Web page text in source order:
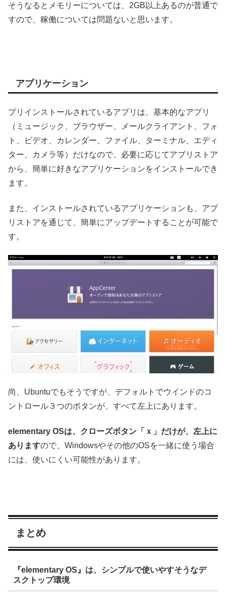
そうなるとメモリーについては、2GB以上あるのが普通で
すので、稼働については問題ないと思います。
アプリケーション
プリインストールされているアプリは、基本的なアプリ
（ミュージック、ブラウザー、メールクライアント、フォ
ト、ビデオ、カレンダー、ファイル、ターミナル、エディ
ター、カメラ等）だけなので、必要に応じてアプリストア
から、簡単に好きなアプリケーションをインストールでき
ます。
また、インストールされているアプリケーションも、アプ
リストアを通じて、簡単にアップデートすることが可能で
す。
尚、Ubuntuでもそうですが、デフォルトでウインドのコ
ントロール３つのボタンが、すべて左上にあります。
elementary OSは、クローズボタン「ｘ」だけが、左上に
ありますので、Windowsやその他のOSを一緒に使う場合
には、使いにくい可能性があります。
まとめ
『elementary OS』は、シンプルで使いやすそうなデ
スクトップ環境